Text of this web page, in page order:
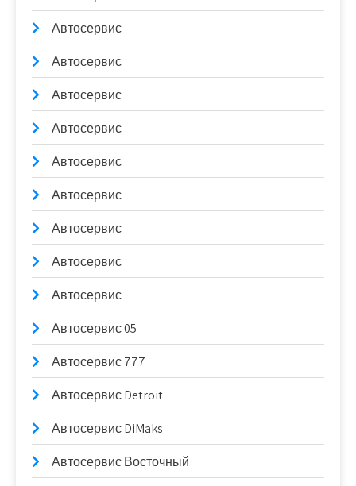
Автосервис
Автосервис
Автосервис
Автосервис
Автосервис
Автосервис
Автосервис
Автосервис
Автосервис
Автосервис 05
Автосервис 777
Автосервис Detroit
Автосервис DiMaks
Автосервис Восточный